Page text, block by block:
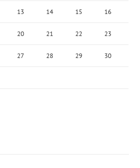
13 14 15 16
20 21 22 23
27 28 29 30